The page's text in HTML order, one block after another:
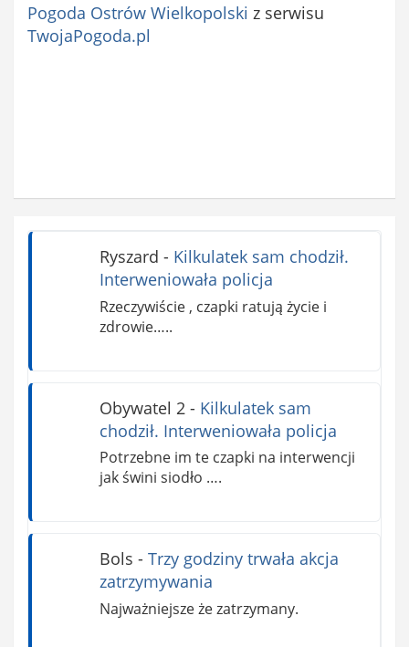
Pogoda Ostrów Wielkopolski z serwisu
TwojaPogoda.pl
Ryszard - Kilkulatek sam chodził.
Interweniowała policja
Rzeczywiście , czapki ratują życie i
zdrowie…..
Obywatel 2- Kilkulatek sam
chodził. Interweniowała policja
Potrzebne im te czapki na interwencji
jak świni siodło ….
Bols - Trzy godziny trwała akcja
zatrzymywania
Najważniejsze że zatrzymany.